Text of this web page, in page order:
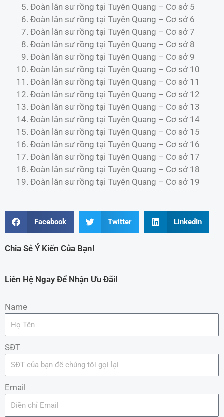
Đoàn lân sư rồng tại Tuyên Quang – Cơ sở 5
Đoàn lân sư rồng tại Tuyên Quang – Cơ sở 6
Đoàn lân sư rồng tại Tuyên Quang – Cơ sở 7
Đoàn lân sư rồng tại Tuyên Quang – Cơ sở 8
Đoàn lân sư rồng tại Tuyên Quang – Cơ sở 9
Đoàn lân sư rồng tại Tuyên Quang – Cơ sở 10
Đoàn lân sư rồng tại Tuyên Quang – Cơ sở 11
Đoàn lân sư rồng tại Tuyên Quang – Cơ sở 12
Đoàn lân sư rồng tại Tuyên Quang – Cơ sở 13
Đoàn lân sư rồng tại Tuyên Quang – Cơ sở 14
Đoàn lân sư rồng tại Tuyên Quang – Cơ sở 15
Đoàn lân sư rồng tại Tuyên Quang – Cơ sở 16
Đoàn lân sư rồng tại Tuyên Quang – Cơ sở 17
Đoàn lân sư rồng tại Tuyên Quang – Cơ sở 18
Đoàn lân sư rồng tại Tuyên Quang – Cơ sở 19
Facebook Twitter LinkedIn
Chia Sẻ Ý Kiến Của Bạn!
Liên Hệ Ngay Để Nhận Ưu Đãi!
Name
SĐT
Email